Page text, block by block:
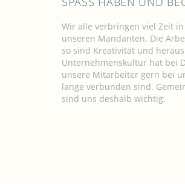
Wir alle verbringen viel Zeit
unseren Mandanten. Die
so sind Kreativität und
Unternehmenskultur hat bei
unsere Mitarbeiter gern bei
lange verbunden sind.
sind uns deshalb wichtig.